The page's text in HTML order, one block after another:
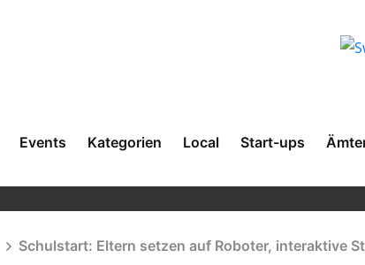
Events Kategorien Local Start-ups
Schulstart: Eltern setzen auf Roboter, interaktive